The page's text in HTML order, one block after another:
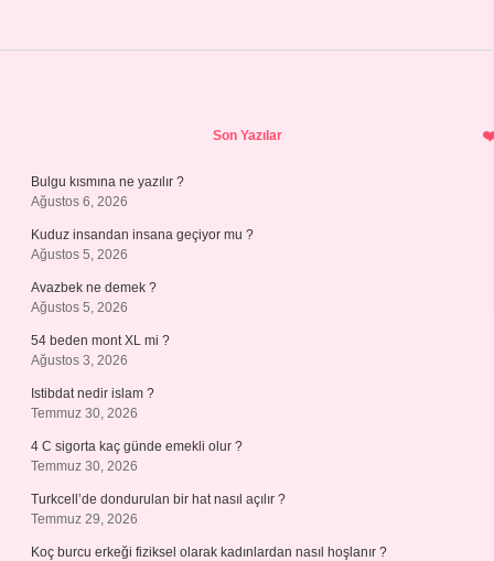
Son Yazılar
Bulgu kısmına ne yazılır ?
Ağustos 6, 2026
Kuduz insandan insana geçiyor mu ?
Ağustos 5, 2026
Avazbek ne demek ?
Ağustos 5, 2026
54 beden mont XL mi ?
Ağustos 3, 2026
Istibdat nedir islam ?
Temmuz 30, 2026
4 C sigorta kaç günde emekli olur ?
Temmuz 30, 2026
Turkcell’de dondurulan bir hat nasıl açılır ?
Temmuz 29, 2026
Koç burcu erkeği fiziksel olarak kadınlardan nasıl hoşlanır ?